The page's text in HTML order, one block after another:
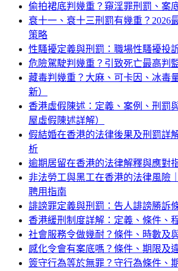
偷拍裙底判幾重？窺淫罪刑罰、案
衰十一、衰十三刑罰有幾重？2026
策略
性騷擾定義與刑罰：職場性騷擾投
危險駕駛判幾重？引致死亡最高判
藏毒判幾重？大麻、可卡因、冰毒
新）
香港虛假陳述：定義、案例、刑罰
屋虛假陳述詳解）
假結婚在香港的法律後果及刑罰詳
析
逾期居留在香港的法律解釋與應對
非法勞工與黑工在香港的法律風險
聘用指南
誹謗罪定義與刑罰：告人誹謗勝訴
香港緩刑制度詳解：定義、條件、
社會服務令做幾耐？條件、時數及
感化令會有案底嗎？條件、期限及
簽守行為等於無罪？守行為條件、